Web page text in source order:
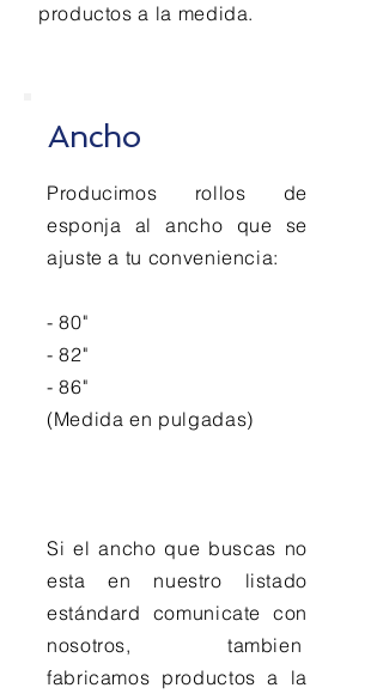
productos a la medida.
Ancho
Producimos rollos de
esponja al ancho que se
ajuste a tu conveniencia:
- 80"
- 82"
- 86"
(Medida en pulgadas)
Si el ancho que buscas no
esta en nuestro listado
estándard comunicate con
nosotros, tambien
fabricamos productos a la